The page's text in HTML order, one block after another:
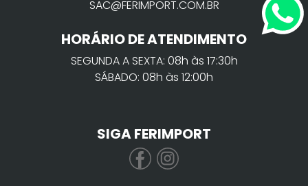
SAC@FERIMPORT.COM.BR
HORÁRIO DE ATENDIMENTO
SEGUNDA A SEXTA: 08h às 17:30h
SÁBADO: 08h às 12:00h
SIGA FERIMPORT